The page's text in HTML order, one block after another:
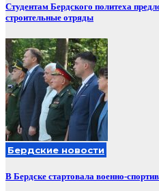
Студентам Бердского политеха
строительные отряды
Бердские новости
В Бердске стартовала военно-